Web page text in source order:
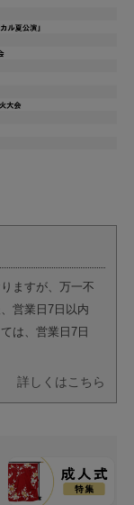
ますが、万一不
営業日7日以内
は、営業日7日
詳しくはこちら